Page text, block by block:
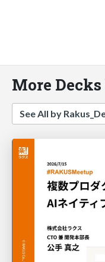
More
See All by